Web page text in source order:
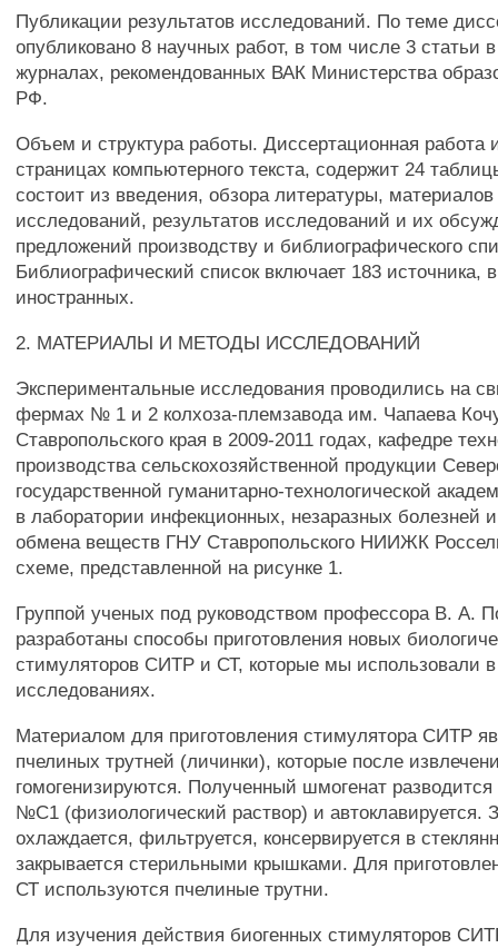
Публикации результатов исследований. По теме
опубликовано 8 научных работ, в том числе 3 статьи
журналах, рекомендованных ВАК Министерства
РФ.
Объем и структура работы. Диссертационная работа
страницах компьютерного текста, содержит 24
состоит из введения, обзора литературы,
исследований, результатов исследований и их
предложений производству и библиографического
Библиографический список включает 183 источника,
иностранных.
2. МАТЕРИАЛЫ И МЕТОДЫ ИССЛЕДОВАНИЙ
Экспериментальные исследования проводились на
фермах № 1 и 2 колхоза-племзавода им. Чапаева
Ставропольского края в 2009-2011 годах, кафедре
производства сельскохозяйственной продукции
государственной гуманитарно-технологической
в лаборатории инфекционных, незаразных болезней
обмена веществ ГНУ Ставропольского НИИЖК
схеме, представленной на рисунке 1.
Группой ученых под руководством профессора В. А.
разработаны способы приготовления новых
стимуляторов СИТР и СТ, которые мы использовали
исследованиях.
Материалом для приготовления стимулятора СИТР
пчелиных трутней (личинки), которые после
гомогенизируются. Полученный шмогенат
№С1 (физиологический раствор) и автоклавируется.
охлаждается, фильтруется, консервируется в
закрывается стерильными крышками. Для
СТ используются пчелиные трутни.
Для изучения действия биогенных стимуляторов